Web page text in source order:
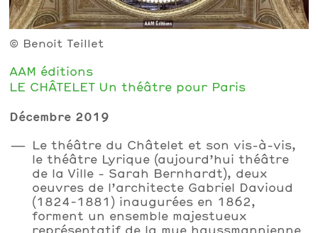
© Benoit Teillet
AAM éditions
LE CHÂTELET Un théâtre pour Paris
Décembre 2019
Le théâtre du Châtelet et son vis-à-vis,
le théâtre Lyrique (aujourd’hui théâtre
de la Ville - Sarah Bernhardt), deux
oeuvres de l’architecte Gabriel Davioud
(1824-1881) inaugurées en 1862,
forment un ensemble majestueux